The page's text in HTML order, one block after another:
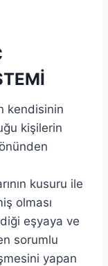
kendisinin
kişilerin
kusuru ile
olması
eşyaya ve
sorumlu
yapan